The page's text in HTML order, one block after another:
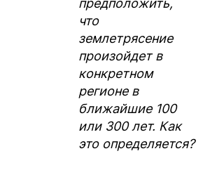
предположить,
что
землетрясение
произойдет в
конкретном
регионе в
ближайшие 100
или 300 лет. Как
это определяется?